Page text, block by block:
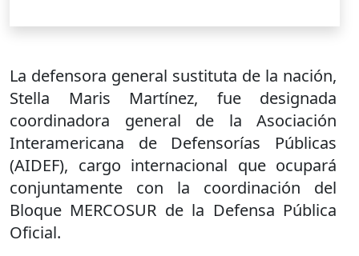
La defensora general sustituta de la nación,
Stella Maris Martínez, fue designada
coordinadora general de la Asociación
Interamericana de Defensorías Públicas
(AIDEF), cargo internacional que ocupará
conjuntamente con la coordinación del
Bloque MERCOSUR de la Defensa Pública
Oficial.